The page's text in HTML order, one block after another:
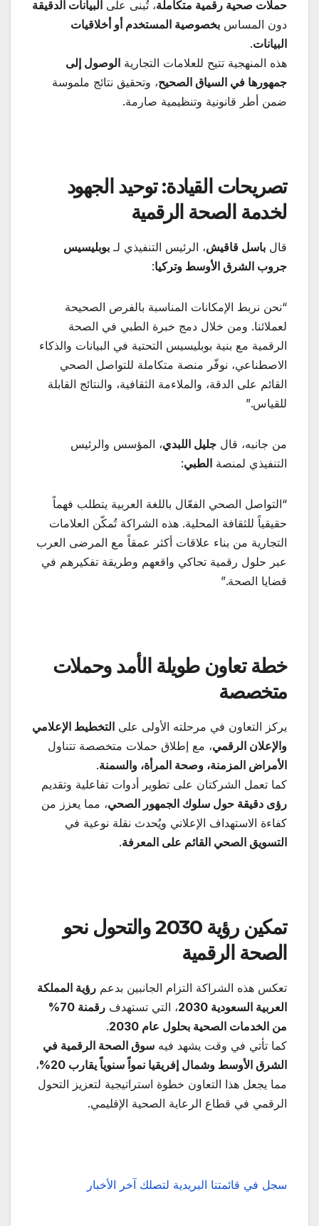
حملات صحية رقمية متكاملة، تُبنى على البيانات الدقيقة
دون المساس بخصوصية المستخدم أو أخلاقيات
البيانات.
هذه المنهجية تتيح للعلامات التجارية الوصول إلى
جمهورها في السياق الصحيح، وتحقيق نتائج ملموسة
ضمن أطر قانونية وتنظيمية صارمة.
تصريحات القيادة: توحيد الجهود
لخدمة الصحة الرقمية
قال باسل قاقيش، الرئيس التنفيذي لـ بوبليسيس
جروب الشرق الأوسط وتركيا:
“نحن نربط الإمكانات المناسبة بالفرص الصحيحة
لعملائنا. ومن خلال دمج خبرة الطبي في الصحة
الرقمية مع بنية بوبليسيس التحتية في البيانات والذكاء
الاصطناعي، نوفّر منصة متكاملة للتواصل الصحي
القائم على الدقة، والملاءمة الثقافية، والنتائج القابلة
للقياس.”
من جانبه، قال جليل اللبدي، المؤسس والرئيس
التنفيذي لمنصة الطبي:
“التواصل الصحي الفعّال باللغة العربية يتطلب فهماً
حقيقياً للثقافة المحلية. هذه الشراكة تُمكّن العلامات
التجارية من بناء علاقات أكثر عمقاً مع المرضى العرب
عبر حلول رقمية تحاكي واقعهم وطريقة تفكيرهم في
قضايا الصحة.”
خطة تعاون طويلة الأمد وحملات
متخصصة
يركز التعاون في مرحلته الأولى على التخطيط الإعلامي
والإعلان الرقمي، مع إطلاق حملات متخصصة تتناول
الأمراض المزمنة، وصحة المرأة، والسمنة.
كما تعمل الشركتان على تطوير أدوات تفاعلية وتقديم
رؤى دقيقة حول سلوك الجمهور الصحي، مما يعزز من
كفاءة الاستهداف الإعلاني ويُحدث نقلة نوعية في
التسويق الصحي القائم على المعرفة.
تمكين رؤية 2030 والتحول نحو
الصحة الرقمية
تعكس هذه الشراكة التزام الجانبين بدعم رؤية المملكة
العربية السعودية 2030
، التي تستهدف
رقمنة 70%
من الخدمات الصحية بحلول عام 2030
.
كما تأتي في وقت يشهد فيه سوق الصحة الرقمية في
الشرق الأوسط وشمال إفريقيا نمواً سنوياً يقارب 20
%،
مما يجعل هذا التعاون خطوة استراتيجية لتعزيز التحول
الرقمي في قطاع الرعاية الصحية الإقليمي.
سجل في قائمتنا البريدية لتصلك آخر الأخبار